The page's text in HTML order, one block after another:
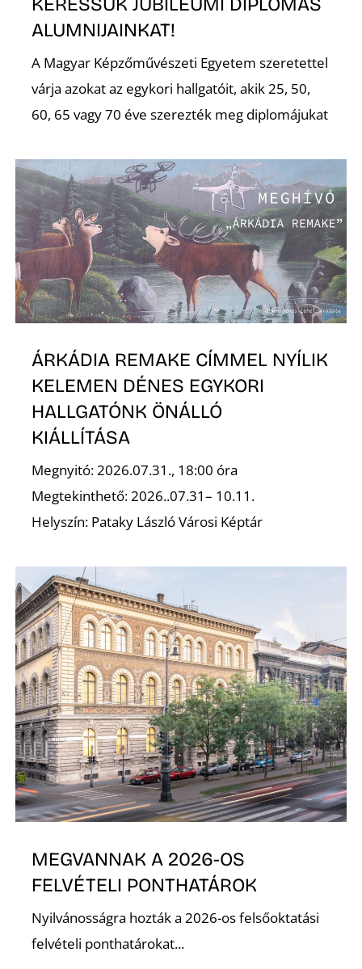
ALUMNIJAINKAT!
A Magyar Képzőművészeti Egyetem szeretettel
várja azokat az egykori hallgatóit, akik 25, 50,
60, 65 vagy 70 éve szerezték meg diplomájukat
ÁRKÁDIA REMAKE CÍMMEL NYÍLIK
KELEMEN DÉNES EGYKORI
HALLGATÓNK ÖNÁLLÓ
KIÁLLÍTÁSA
Megnyitó: 2026.07.31., 18:00 óra
Megtekinthető: 2026..07.31– 10.11.
Helyszín: Pataky László Városi Képtár
MEGVANNAK A 2026-OS
FELVÉTELI PONTHATÁROK
Nyilvánosságra hozták a 2026-os felsőoktatási
felvételi ponthatárokat...